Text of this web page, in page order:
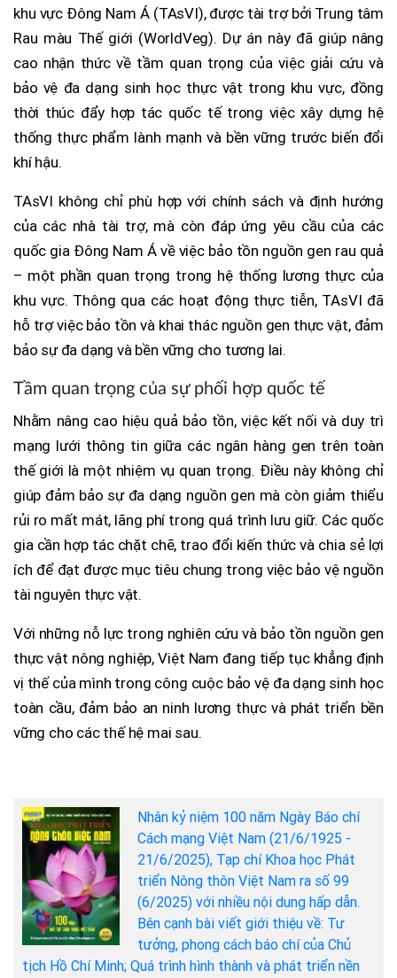
khu vực Đông Nam Á (TAsVI), được tài trợ bởi Trung tâm
Rau màu Thế giới (WorldVeg). Dự án này đã giúp nâng
cao nhận thức về tầm quan trọng của việc giải cứu và
bảo vệ đa dạng sinh học thực vật trong khu vực, đồng
thời thúc đẩy hợp tác quốc tế trong việc xây dựng hệ
thống thực phẩm lành mạnh và bền vững trước biến đổi
khí hậu.
TAsVI không chỉ phù hợp với chính sách và định hướng
của các nhà tài trợ, mà còn đáp ứng yêu cầu của các
quốc gia Đông Nam Á về việc bảo tồn nguồn gen rau quả
– một phần quan trọng trong hệ thống lương thực của
khu vực. Thông qua các hoạt động thực tiễn, TAsVI đã
hỗ trợ việc bảo tồn và khai thác nguồn gen thực vật, đảm
bảo sự đa dạng và bền vững cho tương lai.
Tầm quan trọng của sự phối hợp quốc tế
Nhằm nâng cao hiệu quả bảo tồn, việc kết nối và duy trì
mạng lưới thông tin giữa các ngân hàng gen trên toàn
thế giới là một nhiệm vụ quan trọng. Điều này không chỉ
giúp đảm bảo sự đa dạng nguồn gen mà còn giảm thiểu
rủi ro mất mát, lãng phí trong quá trình lưu giữ. Các quốc
gia cần hợp tác chặt chẽ, trao đổi kiến thức và chia sẻ lợi
ích để đạt được mục tiêu chung trong việc bảo vệ nguồn
tài nguyên thực vật.
Với những nỗ lực trong nghiên cứu và bảo tồn nguồn gen
thực vật nông nghiệp, Việt Nam đang tiếp tục khẳng định
vị thế của mình trong công cuộc bảo vệ đa dạng sinh học
toàn cầu, đảm bảo an ninh lương thực và phát triển bền
vững cho các thế hệ mai sau.
Nhân kỷ niệm 100 năm Ngày Báo chí
Cách mạng Việt Nam (21/6/1925 -
21/6/2025), Tạp chí Khoa học Phát
triển Nông thôn Việt Nam ra số 99
(6/2025) với nhiều nội dung hấp dẫn.
Bên cạnh bài viết giới thiệu về: Tư
tưởng, phong cách báo chí của Chủ
tịch Hồ Chí Minh; Quá trình hình thành và phát triển nền